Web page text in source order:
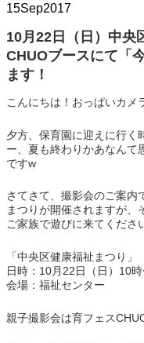
15Sep2017
10月22日（日）中
CHUOブースにて「
ます！
こんにちは！おっぱいカメ
夕方、保育園に迎えに行く
ー、夏も終わりかあなんて
ですw
さてさて、撮影会のご案内
まつりが開催されますが、
ご家族で遊びに来てくださ
「中央区健康福祉まつり」
日時：10月22日（日）10
会場：福祉センター
親子撮影会は育フェス